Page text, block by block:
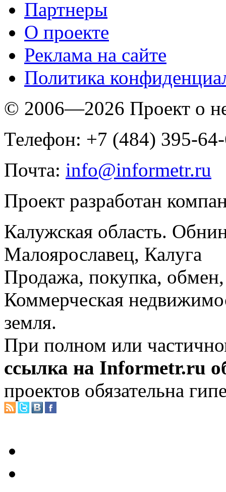
Партнеры
O проекте
Реклама на сайте
Политика
© 2006—2026 Проект о
Телефон: +7 (484) 395-
Почта: info@informetr.ru
Проект разработан
Калужская область.
Малоярославец, Калуга
Продажа, покупка, обмен,
Коммерческая
земля.
При полном или
ссылка на Informetr.ru
проектов обязательна